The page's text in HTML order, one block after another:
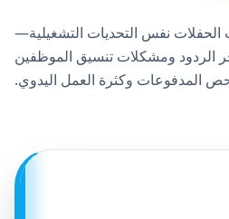
الحفلات نفس التحديات التشغيلية—
الردود ومشكلات تنسيق الموظفين
المدفوعات وكثرة العمل اليدوي.